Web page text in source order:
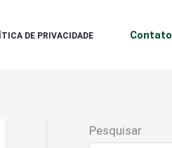
DE PRIVACIDADE Contato
Pesquisar